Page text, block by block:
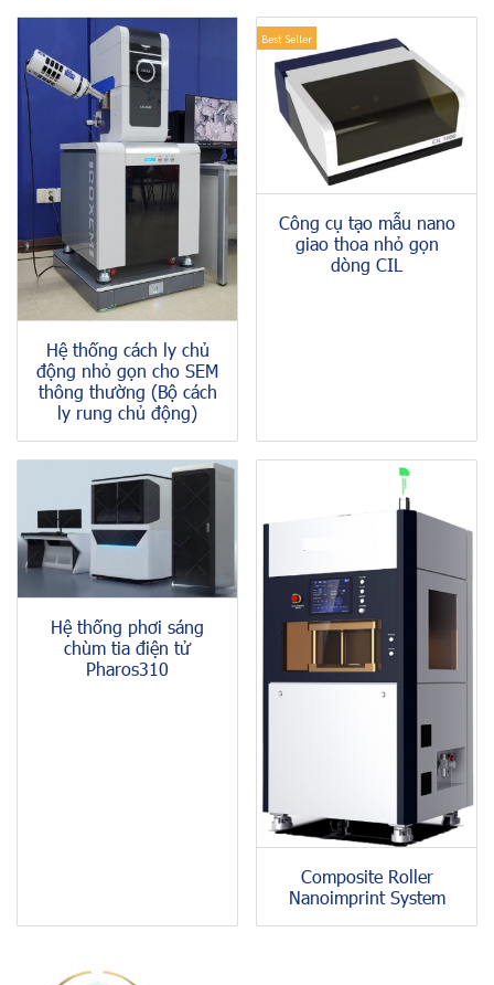
Hệ thống cách ly chủ
động nhỏ gọn cho SEM
thông thường (Bộ cách
ly rung chủ động)
Best Seller
Công cụ tạo mẫu nano
giao thoa nhỏ gọn
dòng CIL
Hệ thống phơi sáng
chùm tia điện tử
Pharos310
Composite Roller
Nanoimprint System